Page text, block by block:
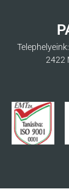
2422